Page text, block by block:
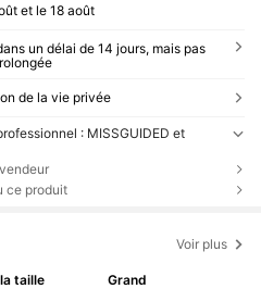
et le 18 août
un délai de 14 jours, mais pas
de la vie privée
: MISSGUIDED et
ce produit
Voir plus
taille
Grand